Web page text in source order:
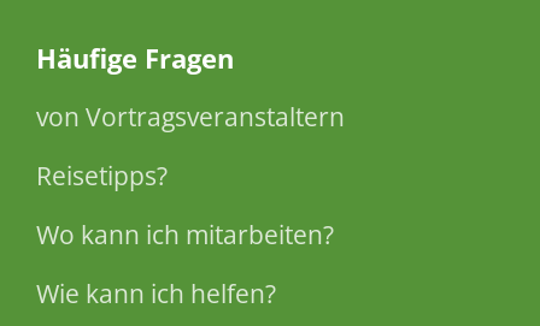
Häufige Fragen
von Vortragsveranstaltern
Reisetipps?
Wo kann ich mitarbeiten?
Wie kann ich helfen?